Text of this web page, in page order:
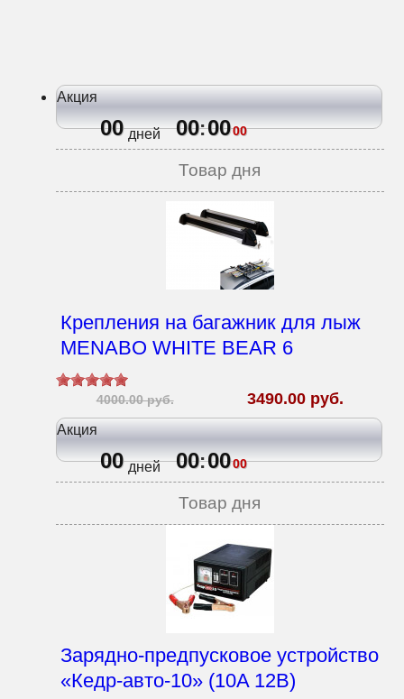
Акция
00 дней 00:0000
Товар дня
Крепления на багажник для лыж
MENABO WHITE BEAR 6
4000.00 руб. 3490.00 руб.
Акция
00 дней 00:0000
Товар дня
Зарядно-предпусковое устройство
«Кедр-авто-10» (10A 12В)